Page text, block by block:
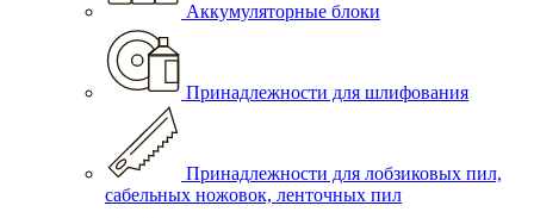
Аккумуляторные блоки
Принадлежности для шлифования
Принадлежности для лобзиковых пил,
сабельных ножовок, ленточных пил